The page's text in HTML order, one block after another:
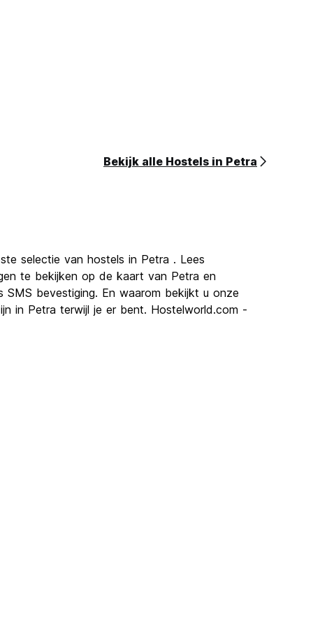
Bekijk alle Hostels in Petra
selectie van hostels in Petra . Lees
te bekijken op de kaart van Petra en
SMS bevestiging. En waarom bekijkt u onze
in Petra terwijl je er bent. Hostelworld.com -